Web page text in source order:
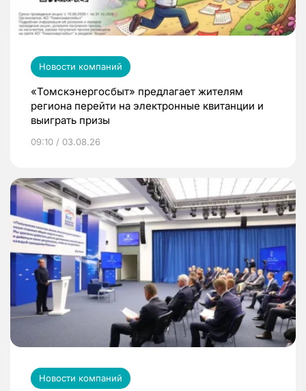
Новости компаний
«Томскэнергосбыт» предлагает жителям
региона перейти на электронные квитанции и
выиграть призы
09:10 / 03.08.26
Новости компаний